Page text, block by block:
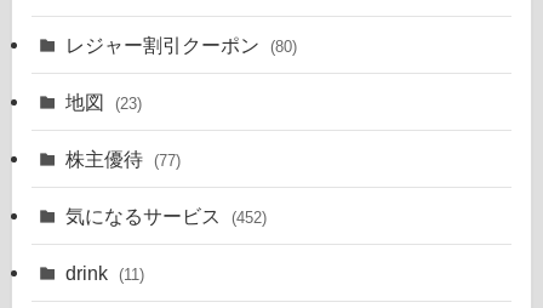
レジャー割引クーポン (80)
地図 (23)
株主優待 (77)
気になるサービス (452)
drink (11)